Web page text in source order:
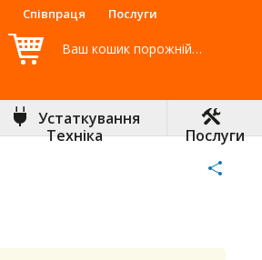
Ваш кошик порожній…
Співпраця Послуги
Устаткування
Техніка
Послуги